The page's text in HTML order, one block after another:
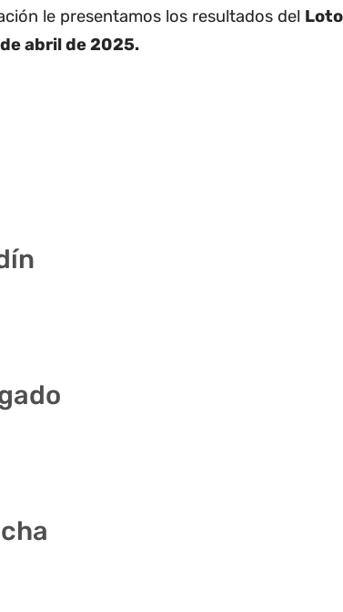
le presentamos los resultados del
abril de 2025.